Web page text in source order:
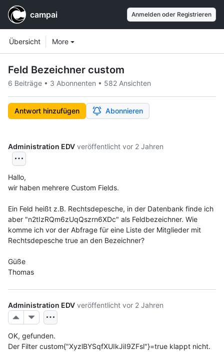
campai Anmelden oder Registrieren
navigation
Übersicht More Workspace items
Feld Bezeichner custom
6 Beiträge • 3 Abonnenten • 582 Ansichten
Antwort hinzufügen Abonnieren
Administration EDV veröffentlicht vor 2 Jahren
Hallo,
wir haben mehrere Custom Fields.
Ein Feld heißt z.B. Rechtsdepesche, in der Datenbank finde ich
aber "n2tIzRQm6zUqQszrn6XDc" als Feldbezeichner. Wie
komme ich vor der Abfrage für eine Liste der Mitglieder mit
Rechtsdepesche true an den Bezeichner?
Güße
Thomas
Administration EDV veröffentlicht vor 2 Jahren
OK, gefunden.
Der Filter custom{"XyzlBYSqfXUIkJiI9ZFsl"}=true klappt nicht.